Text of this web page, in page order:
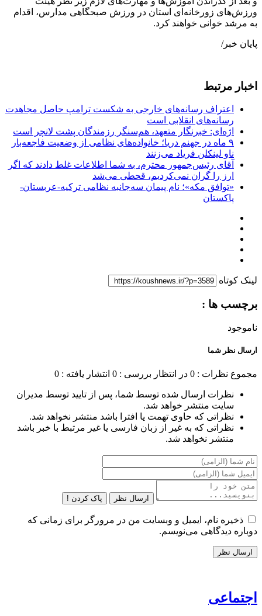
ورزش‌های زورخانه‌ای استان در ورزش صبحگاهی مدارس، اقدام
به مرشد خوانی خواهند کرد.
پایان خبر/
اخبار مرتبط
اعتراف رسانه‌های خارجی به شکست ترامپ حاصل مجاهدت
رسانه‌های انقلابی است
اژه‌ای: خبرنگار متعهد، هم‌سنگر رزمندگان پشت لانچر است
۹ ماه در جهنم دریا؛ خانواده‌های نظامی از وضعیت فاجعه‌بار
ناو لینکلن فریاد می‌زنند
آقای رئیس‌جمهور محترم، به شما اطلاعات غلط دادند که اگر
ارز را گران نمی‌کردیم، قحطی می‌شد
«توافق مکه»؛ نام پیمان سه‌جانبه نظامی ترکیه-عربستان-
پاکستان
لینک کوتاه
برچسب ها :
ناموجود
ارسال نظر شما
مجموع نظرات : 0 در انتظار بررسی : 0 انتشار یافته : 0
نظرات ارسال شده توسط شما، پس از تایید توسط مدیران
سایت منتشر خواهد شد.
نظراتی که حاوی تهمت یا افترا باشد منتشر نخواهد شد.
نظراتی که به غیر از زبان فارسی یا غیر مرتبط با خبر باشد
منتشر نخواهد شد.
ارسال نظر پاک کردن !
ذخیره نام، ایمیل و وبسایت من در مرورگر برای زمانی که
دوباره دیدگاهی می‌نویسم.
اجتماعی